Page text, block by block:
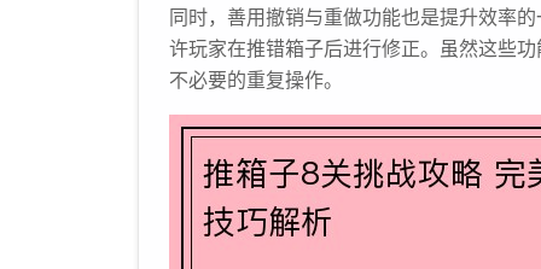
同时，善用撤销与重做功能也是提升效率
许玩家在推错箱子后进行修正。虽然这些
不必要的重复操作。